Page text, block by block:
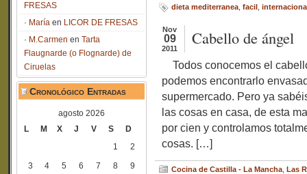
FRESAS
María en LICOR DE FRESAS
M.Carmen en Tarta
Flaugnarde (o Flognarde) de
Ciruelas
Cronológico Entradas
agosto 2026
L
M X J V S
D
1
2
3
4 5 6 7 8
9
dieta mediterranea facil
Nov
09
2011
Cabello de ángel
Todos conocemos el
podemos encontrarlo
supermercado. Pero ya
las cosas en casa, de esta
por cien y controlamos
cosas. […]
Cocina de Castilla - La Mancha Las